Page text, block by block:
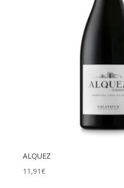
ALQUEZ
11,91€